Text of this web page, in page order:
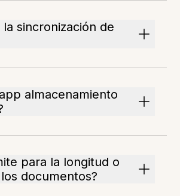
la sincronización de
almacenamiento
para la longitud o
documentos?